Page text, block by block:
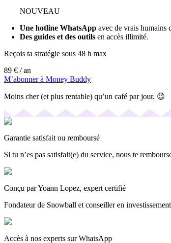
NOUVEAU
Une hotline WhatsApp avec de vrais humains
Des guides et des outils en accès illimité.
Reçois ta stratégie sous 48 h max
89 € / an
M’abonner à Money Buddy
Moins cher (et plus rentable) qu’un café par jour. 😉
Garantie satisfait ou remboursé
Si tu n’es pas satisfait(e) du service, nous te
Conçu par Yoann Lopez, expert certifié
Fondateur de Snowball et conseiller en
Accès à nos experts sur WhatsApp